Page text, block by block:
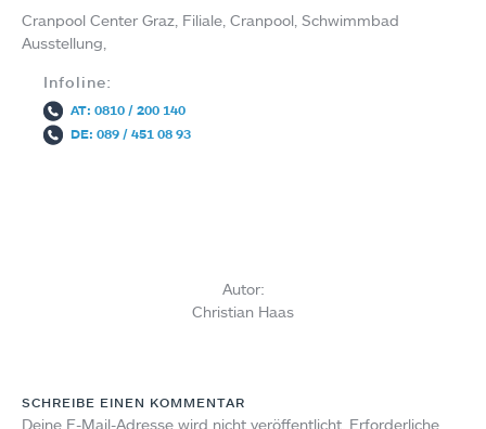
Cranpool Center Graz, Filiale, Cranpool, Schwimmbad
Ausstellung,
Infoline:
AT: 0810 / 200 140
DE: 089 / 451 08 93
Autor:
Christian Haas
SCHREIBE EINEN KOMMENTAR
Deine E-Mail-Adresse wird nicht veröffentlicht. Erforderliche